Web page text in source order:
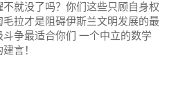
不就没了吗？你们这些只顾自身权
毛拉才是阻碍伊斯兰文明发展的最
斗争最适合你们 一个中立的数学
言！